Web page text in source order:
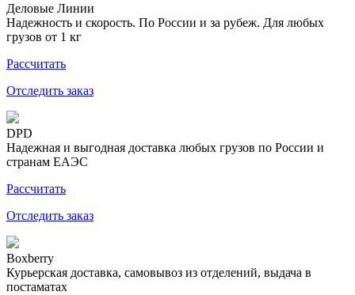
Деловые Линии
Надежность и скорость. По России и за рубеж. Для любых
грузов от 1 кг
Рассчитать
Отследить заказ
DPD
Надежная и выгодная доставка любых грузов по России и
странам ЕАЭС
Рассчитать
Отследить заказ
Boxberry
Курьерская доставка, самовывоз из отделений, выдача в
постаматах